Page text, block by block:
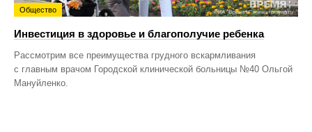
Общество
Инвестиция в здоровье и благополучие ребенка
Рассмотрим все преимущества грудного вскармливания
с главным врачом Городской клинической больницы №40 Ольгой
Мануйленко.